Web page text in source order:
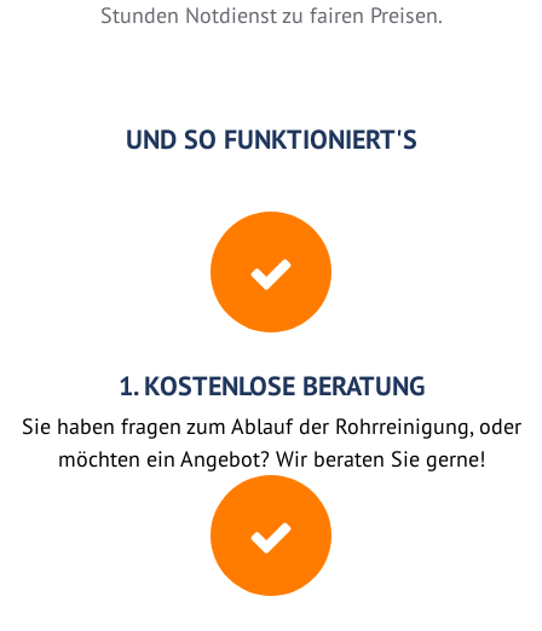
Stunden Notdienst zu fairen Preisen.
UND SO FUNKTIONIERT'S
1. KOSTENLOSE BERATUNG
Sie haben fragen zum Ablauf der Rohrreinigung, oder
möchten ein Angebot? Wir beraten Sie gerne!